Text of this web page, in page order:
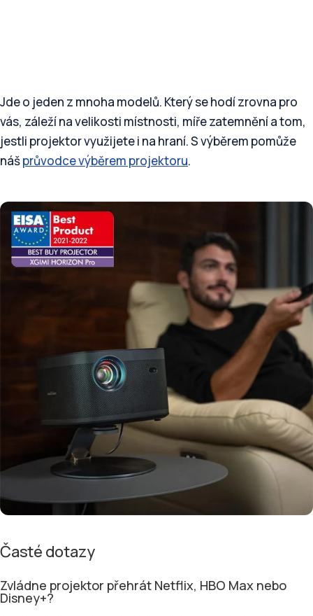
Jde o jeden z mnoha modelů. Který se hodí zrovna pro
vás, záleží na velikosti místnosti, míře zatemnění a tom,
jestli projektor využijete i na hraní. S výběrem pomůže
nášprůvodce výběrem projektoru.
Časté dotazy
Zvládne projektor přehrát Netflix, HBO Max nebo
Disney+?